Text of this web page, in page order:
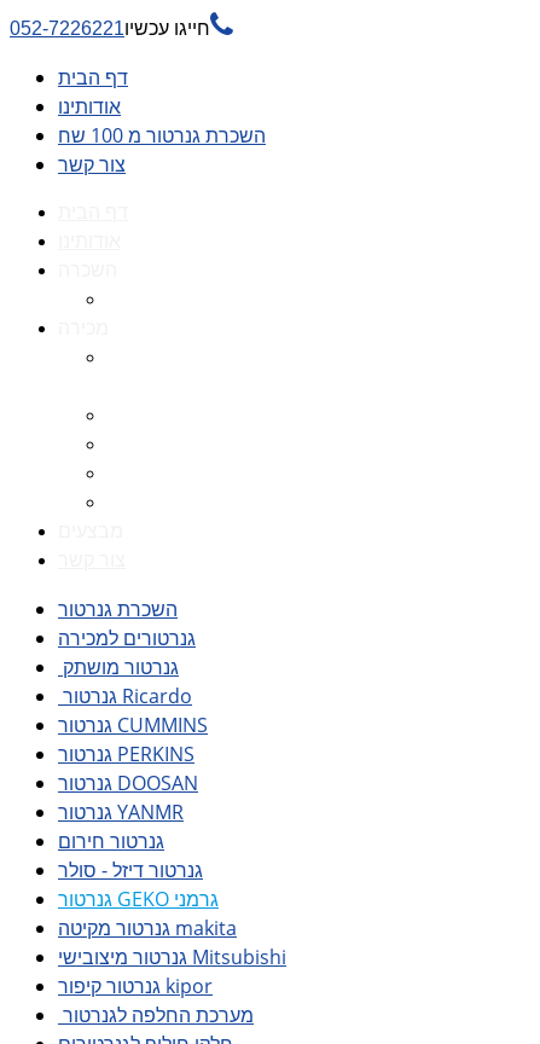
חייגו עכשיו052-7226221 
דף הבית
אודותינו
השכרת גנרטור מ 100 שח
צור קשר
השכרת גנרטור
גנרטורים למכירה
גנרטור מושתק
גנרטור Ricardo
גנרטור CUMMINS
גנרטור PERKINS
גנרטור DOOSAN
גנרטור YANMR
גנרטור חירום
גנרטור דיזל - סולר
גנרטור GEKO גרמני
גנרטור מקיטה makita
גנרטור מיצובישי Mitsubishi
גנרטור קיפור kipor
מערכת החלפה לגנרטור